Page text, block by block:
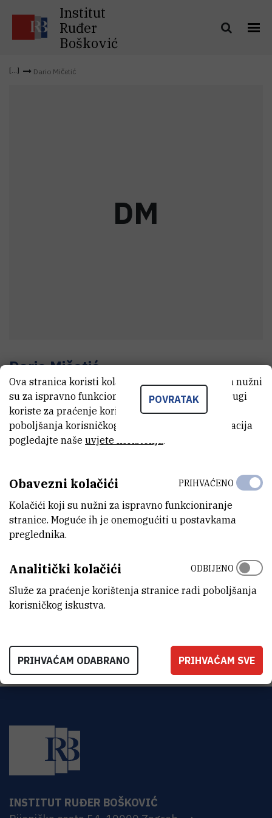
Institut
Ruđer
Bošković
Dario Mičetić
DM
DarioMičetić
Tehnički suradnik
E-MAIL
TELEFON
+385 1 468 0224
INTERNI BROJ
1225
Zavod za eksperimentalnu fiziku
ADRESA
Institut Ruđer Bošković
INSTITUT RUĐER BOŠKOVIĆ
POVRATAK
Ova stranica koristi kolačiće. Neki od tih kolačića nužni
su za ispravno funkcioniranje stranice, dok se drugi
koriste za praćenje korištenja stranice radi
poboljšanja korisničkog iskustva. Za više informacija
pogledajte naše uvjete korištenja.
Obavezni kolačići
Kolačići koji su nužni za ispravno funkcioniranje
stranice. Moguće ih je onemogućiti u postavkama
preglednika.
PRIHVAĆENO
Analitički kolačići
Služe za praćenje korištenja stranice radi poboljšanja
korisničkog iskustva.
ODBIJENO
PRIHVAĆAM ODABRANO PRIHVAĆAM SVE